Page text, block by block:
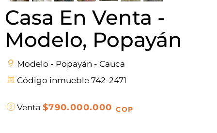
Casa En Venta -
Modelo, Popayán
Modelo - Popayán - Cauca
Código inmueble 742-2471
Venta $790.000.000COP